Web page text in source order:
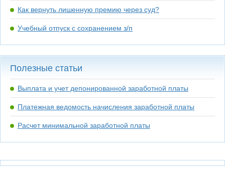
Как вернуть лишенную премию через суд?
Учебный отпуск с сохранением з/п
Полезные статьи
Выплата и учет депонированной заработной платы
Платежная ведомость начисления заработной платы
Расчет минимальной заработной платы